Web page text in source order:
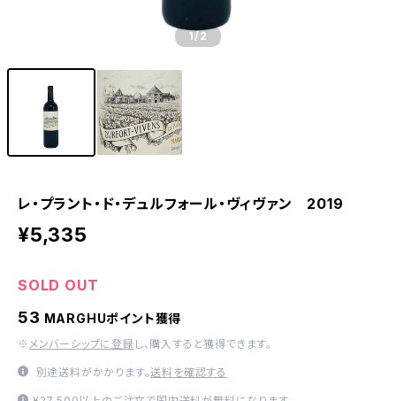
1/2
レ・プラント・ド・デュルフォール・ヴィヴァン 2019
¥5,335
SOLD OUT
53 MARGHUポイント獲得
※ メンバーシップに登録 し、購入すると獲得できます。
別途送料がかかります。送料を確認する